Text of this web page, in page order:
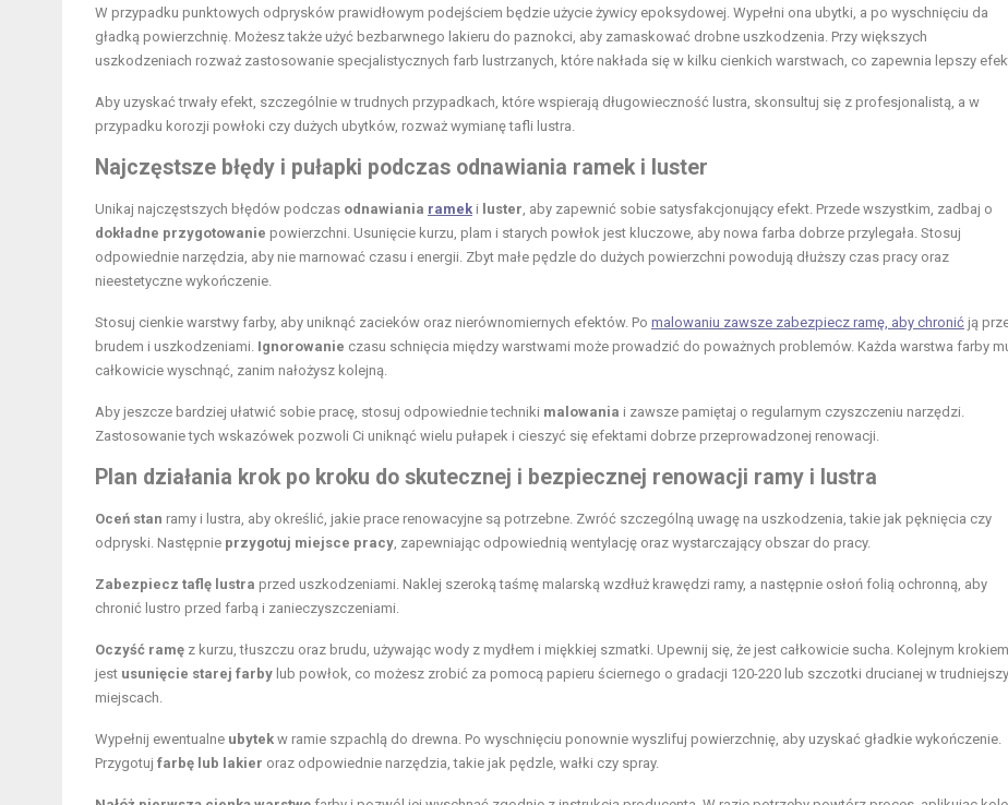
W przypadku punktowych odprysków prawidłowym podejściem będzie użycie żywicy epoksydowej. Wypełni ona ubytki, a po wyschnięciu da
gładką powierzchnię. Możesz także użyć bezbarwnego lakieru do paznokci, aby zamaskować drobne uszkodzenia. Przy większych
uszkodzeniach rozważ zastosowanie specjalistycznych farb lustrzanych, które nakłada się w kilku cienkich warstwach, co zapewnia lepszy
Aby uzyskać trwały efekt, szczególnie w trudnych przypadkach, które wspierają długowieczność lustra, skonsultuj się z profesjonalistą, a w
przypadku korozji powłoki czy dużych ubytków, rozważ wymianę tafli lustra.
Najczęstsze błędy i pułapki podczas odnawiania ramek i luster
Unikaj najczęstszych błędów podczas odnawiania ramek i luster , aby zapewnić sobie satysfakcjonujący efekt. Przede wszystkim, zadbaj o
dokładne przygotowanie powierzchni. Usunięcie kurzu, plam i starych powłok jest kluczowe, aby nowa farba dobrze przylegała. Stosuj
odpowiednie narzędzia, aby nie marnować czasu i energii. Zbyt małe pędzle do dużych powierzchni powodują dłuższy czas pracy oraz
nieestetyczne wykończenie.
Stosuj cienkie warstwy farby, aby uniknąć zacieków oraz nierównomiernych efektów. Po malowaniu zawsze zabezpiecz ramę, aby chronić ją
brudem i uszkodzeniami. Ignorowanie czasu schnięcia między warstwami może prowadzić do poważnych problemów. Każda warstwa farby
całkowicie wyschnąć, zanim nałożysz kolejną.
Aby jeszcze bardziej ułatwić sobie pracę, stosuj odpowiednie techniki malowania i zawsze pamiętaj o regularnym czyszczeniu narzędzi.
Zastosowanie tych wskazówek pozwoli Ci uniknąć wielu pułapek i cieszyć się efektami dobrze przeprowadzonej renowacji.
Plan działania krok po kroku do skutecznej i bezpiecznej renowacji ramy i lustra
Oceń stan ramy i lustra, aby określić, jakie prace renowacyjne są potrzebne. Zwróć szczególną uwagę na uszkodzenia, takie jak pęknięcia czy
odpryski. Następnie przygotuj miejsce pracy , zapewniając odpowiednią wentylację oraz wystarczający obszar do pracy.
Zabezpiecz taflę lustra przed uszkodzeniami. Naklej szeroką taśmę malarską wzdłuż krawędzi ramy, a następnie osłoń folią ochronną, aby
chronić lustro przed farbą i zanieczyszczeniami.
Oczyść ramę z kurzu, tłuszczu oraz brudu, używając wody z mydłem i miękkiej szmatki. Upewnij się, że jest całkowicie sucha. Kolejnym krokiem
jest usunięcie starej farby lub powłok, co możesz zrobić za pomocą papieru ściernego o gradacji 120-220 lub szczotki drucianej w
miejscach.
Wypełnij ewentualne ubytek w ramie szpachlą do drewna. Po wyschnięciu ponownie wyszlifuj powierzchnię, aby uzyskać gładkie wykończenie.
Przygotuj farbę lub lakier oraz odpowiednie narzędzia, takie jak pędzle, wałki czy spray.